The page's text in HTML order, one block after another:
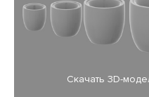
Скачать 3D-